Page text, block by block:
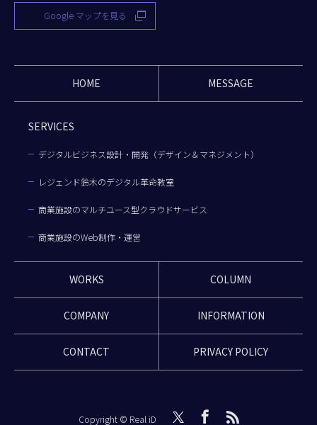
Google マップを見る
HOME MESSAGE
SERVICES
デジタルビジネス設計・開発（デザイン＆マネジメント）
レジェンド鈴木のデジタル革命教室
商業施設のマルチユース型クラウドサービス
商業施設のWeb制作・運営
WORKS COLUMN
COMPANY INFORMATION
CONTACT PRIVACY POLICY
Copyright © Real iD